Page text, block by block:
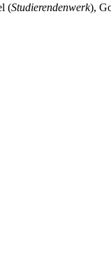
(Studierendenwerk),